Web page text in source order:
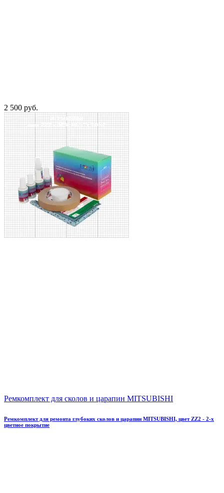
2 500 руб.
Ремкомплект для сколов и царапин MITSUBISHI
Ремкомплект для ремонта глубоких сколов и царапин MITSUBISHI, цвет ZZ2 - 2-х
цветное покрытие